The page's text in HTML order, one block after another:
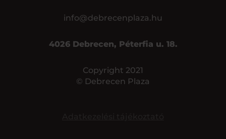
info@debrecenplaza.hu
4026 Debrecen, Péterfia u. 18.
Copyright 2021
© Debrecen Plaza